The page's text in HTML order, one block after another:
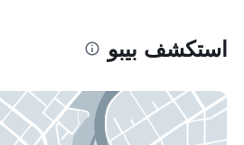
استكشف بيبو